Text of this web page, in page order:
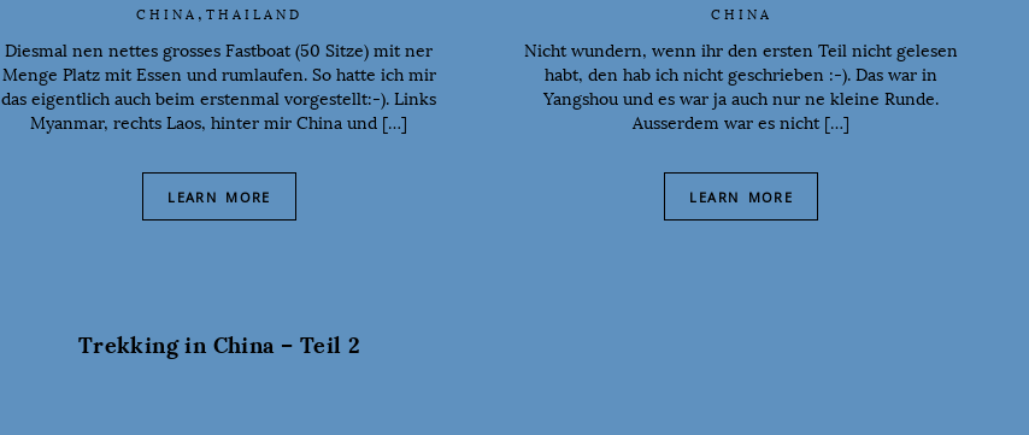
CHINA , THAILAND
Diesmal nen nettes grosses Fastboat (50 Sitze) mit ner
Menge Platz mit Essen und rumlaufen. So hatte ich mir
das eigentlich auch beim erstenmal vorgestellt:-). Links
Myanmar, rechts Laos, hinter mir China und […]
LEARN MORE
CHINA
Nicht wundern, wenn ihr den ersten Teil nicht gelesen
habt, den hab ich nicht geschrieben :-). Das war in
Yangshou und es war ja auch nur ne kleine Runde.
Ausserdem war es nicht […]
LEARN MORE
Trekking in China – Teil 2